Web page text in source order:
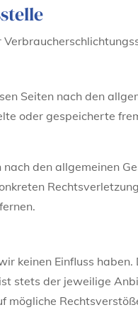
Seiten nach den
oder gespeicherte
den allgemeinen
keinen Einfluss
stets der jeweilige